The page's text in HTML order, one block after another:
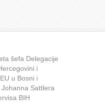
šefa Delegacije
i
u Bosni i
Sattlera
BIH